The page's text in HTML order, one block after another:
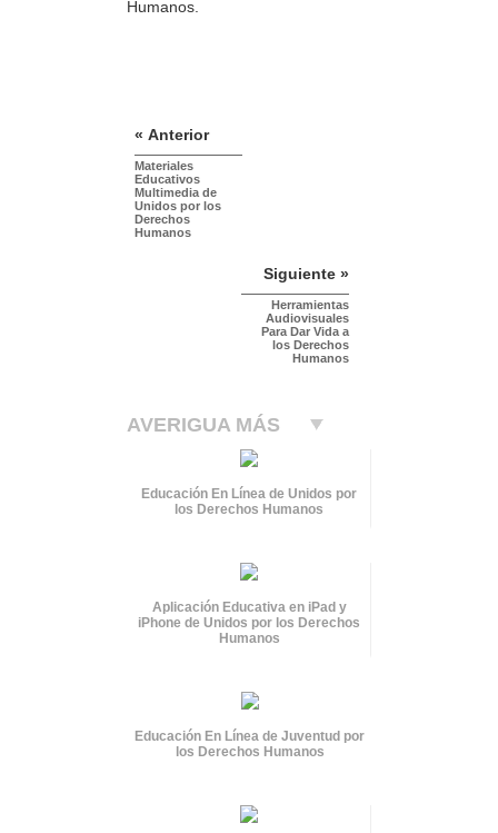
Humanos.
« Anterior
Materiales
Educativos
Multimedia de
Unidos por los
Derechos
Humanos
Siguiente »
Herramientas
Audiovisuales
Para Dar Vida a
los Derechos
Humanos
AVERIGUA MÁS
Educación En Línea de Unidos por
los Derechos Humanos
Aplicación Educativa en iPad y
iPhone de Unidos por los Derechos
Humanos
Educación En Línea de Juventud por
los Derechos Humanos